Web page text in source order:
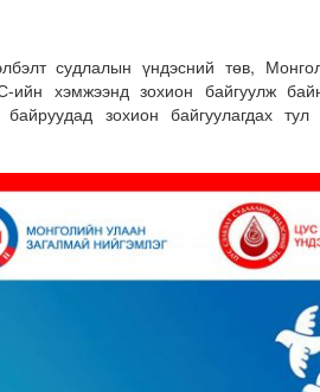
судлалын үндэсний төв,
ийн хэмжээнд зохион байгуулж
зохион байгуулагдах